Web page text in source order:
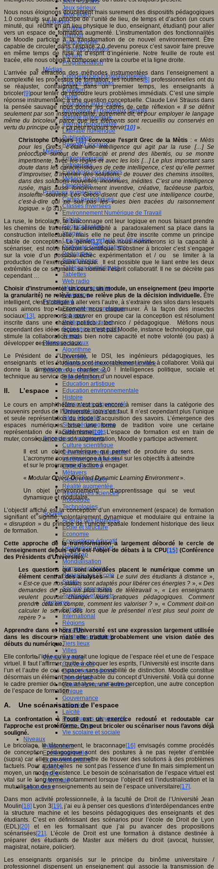
Jeux sérieux
Jeux vidéo
Langages
Ecriture
Humour
Langue orale
Langues vivantes
Lecture
Programmation
Médias
Compétences informationnelles
Culture des médias
Curation
Droits
Education aux médias
Information et nouveaux médias
Identité numérique
Internet responsable
Littératie numérique
Publication
Réseaux sociaux
Métiers
Entrepreneuriat
Entreprises
Evolutions des métiers
Métiers du numérique
Orientation
Pratiques numériques
Cartes heuristiques
Classes inversées
Environnement Numérique de Travail
Fablab
Géolocalisation
Images
Les mondes virtuels en éducation
Pratiques collaboratives
Podcasting
Smartphones
Tableaux numériques
Tablettes
Web radio
Webdocumentaire
eTwinning
Prospective
Ecosystème numérique
Espaces
Politique éducative
Scénarios prospectifs
Temps
Réseaux sociaux
Algorithme
Données
Réseaux sociaux et champ scolaire
Sélection de ressources
Bibliographies
Education artistique
Education environnementale
Histoire
Ressources citoyenneté
Ressources sciences
Sites éducatifs
Sites pédagogiques
Sites ressources
Sciences et techniques
Culture scientifique
Développement durable
Intelligence artificielle
Logiciels libres
Métavers
Outils et logiciels
Réalité augmentée
Ressources sciences
Robotique
Technologies
Société
Acteurs des territoires
Ecole et structure
Economie
Ecosystème éducatif
Génération internet
Handicap
Mondialisation
Normes scolaires
Regards sur l’Ecole
Santé
Société connectée
Territoires et projets
Territoires
Europe
International
Régions
Ruralité
Territoires et projets
Tiers lieux
Villes
Vivre ensemble
Citoyenneté
Culture européenne
Démocratie
Egalité Hommes/Femmes
Ethique
Gouvernance
Inclusion
Laïcité
Ressources citoyenneté
Tiers - lieux
Vie scolaire et sociale
Niveaux
Périscolaire
Ecole maternelle
Ecole élémentaire
Collège
Lycée
Université
Les auteurs
Nous nous éloignons doucement mais surement des dispositifs pédagogiques
1.0 construits sur le principe de l’unité de lieu, de temps et d’action (un cours
minuté, qui réunit en un lieu physique le duo, enseignant, étudiant) pour aller
vers un espace de formation augmenté. L’instrumentation des fonctionnalités
de Moodle participe à la transformation de ce nouvel environnement. Être
capable de circuler dans l’espace 2.0 devenu poreux c’est savoir faire preuve
en même temps de ruse et d’esprit d’ingénierie. Notre feuille de route est
tracée, elle nous oblige à composer entre la courbe et la ligne droite.
L’arrivée par effraction des méthodes instrumentées dans l’enseignement a
complexifié les processus de formation, les routines[8] professionnelles ont du
se réajuster, contraignant, dans un premier temps, les enseignants à
bricoler[9]pour tenter de résoudre leurs problèmes immédiats. C’est une simple
réponse instrumentale, à une question conceptuelle. Claude Levi Strauss dans
la pensée sauvage nous donne les cadres de cette réflexion « Il se définit
seulement par son instrumentalité, autrement dit, et pour employer le langage
même du bricoleur, parce que les éléments sont recueillis ou conservés en
vertu du principe que « ça peut toujours servir[10]».
Christophe Dejours[11]convoque l’esprit Grec de la Mètis : «Mètis
pour les Grecs, c’était une intelligence qui agit par la ruse […] Se
préoccupe surtout de l’efficacité et prend des libertés, ou se montre
impertinente, avec les règles et avec les lois […] Le plus important sans
doute dans les caractéristiques de cette intelligence, c’est qu’elle permet
d’improviser, d’inventer des solutions, de trouver des chemins insolites,
dans des solutions nouvelles, inconnues, inédites. C’est une intelligence
rusée, mais aussi foncièrement inventive, créative, facétieuse parfois,
insolente souvent. Les Grecs disent que c’est une intelligence courbe,
c’est-à-dire qui ne suit pas les voies bien tracées du raisonnement
logique. » (p 31).
La ruse, le bricolage, le braconnage ont leur logique en nous faisant prendre
les chemins de traverse, la sérendipité a paradoxalement sa place dans la
construction intellectuelle, mais elle ne peut être inscrite comme un principe
stable de conception. Le génie[12], que nous nommerons ici la capacité à
scénariser, est notre horizon scientifique. S’obstiner à bricoler c’est s’engager
sur la voie d’un possible échec expérimentation et / ou se limiter à la
production de l’exemplaire unique. Il est possible que le liant entre les deux
extrémités de ce segment se nomme l’esprit collaboratif. Il ne se décrète pas
cependant …
Choisir d’instrumenter un cours, un module, un enseignement (peu importe
la granularité) ne relève pas, ne relève plus de la décision individuelle. Être
intelligent, c’est s’obliger à aller vers l’autre, à s’extraire des silos dans lesquels
nous aimons trop facilement nous claquemurer. À la façon des insectes
sociaux[13], apprenons à œuvrer en groupe car la conception est résolument
inscrite dans une chaine politico / technico / pédagogique. Méfions nous
cependant des idées reçues ; ce n’est pas Moodle, instance technologique, qui
stimule la collaboration mais bien notre capacité et notre volonté (ou pas) à
développer ces liens sociaux.
Le Président de l’Université, le DSI, les ingénieurs pédagogiques, les
enseignants et les étudiants sont inexorablement invités à collaborer. Voilà qui
donne la dimension du chantier 2.0 ! Intelligences politique, sociale et
technique au service de la définition d’un nouvel espace.
II. L’espace
Le cours en amphithéâtre n’est pas encore à remiser dans la catégorie des
souvenirs perdus de l’Université, loin s’en faut. Il n’est cependant plus l’unique
et seule représentation du mode d’acquisition des savoirs. L’émergence des
espaces numériques brise une forme de tradition voire une certaine
représentation de l’académisme[14]. L’espace de formation est en train de
muter, conséquence de son augmentation, Moodle y participe activement.
Il est un objet numérique qui permet de produire du sens.
L’acronyme nous renseigne à lui seul sur les objectifs à atteindre
et sur le programme d’action à engager.
« ModularObject-OrientedDynamic Learning Environment».
Un objet (environnement) d’apprentissage qui se veut
dynamique et modulaire.
L’objectif affiché est la conception d’un environnement (espace) de formation
signifiant et signifié, volontairement dynamique et modulaire qui entraine la
«disruption » du principe de l’unicité spatiale fondement historique des lieux
de formation.
Cette approche de la transformation a largement débordé le cercle de
l’enseignement depuis qu’il est l’objet de débats à la CPU [15] (Conférence
des Présidents d’Université).
Les questions qui sont abordées placent le numérique comme un
élément central des analyses– « Le suivi des étudiants à distance »,
«Est-ce que nos statuts sont adaptés pour libérer ces énergies ? », «Des
demandes de plus en plus fortes de télétravail»,« Les enseignants
veulent pouvoir changer leurs pratiques pédagogiques. Comment
prendre cela en compte, comment les valoriser ?», «Comment doit-on
calculer le service, dès lors que le présentiel n’est plus seul point de
repère ? »
Apprendre dans et hors l’Université est une expression largement utilisée
dans les discours mais elle traduit probablement une vision datée des
débuts du numérique.
Elle conforte l’idée qu’il y aurait une logique de l’espace réel et une de l’espace
virtuel. Il faut l’affirmer, quitte à choquer les esprits, l’Université est inscrite dans
l’un et l’autre de ces espaces sans possibilité de distinction. Moodle constitue
désormais un élément non détachable du concept d’Université. Voilà qui donne
le cadre premier de notre analyse, une autre perception, une autre conception
de l’espace de formation
A. Une scénarisation de l’espace
La confrontation à l’outil est un exercice redouté et redoutable car
l’approche est protéiforme. On peut bricoler ou scénariser nous l’avons déjà
souligné.
Le bricolage, le tâtonnement, le braconnage [16] envisagés comme procédés
de conception pédagogique sont des postures à ne pas rejeter d’emblée
(supra) car elles peuvent permettre de trouver des solutions à des problèmes
factuels. Pour autant elles ne sont pas l’essence d’une fin mais simplement un
moyen, un mode d’existence. Le besoin de scénarisation de l’espace virtuel est
vital sur le long terme, notamment lorsque l’objectif est l’industrialisation et la
mutualisation des enseignements au sein de l’espace universitaire [17].
Dans mon activité professionnelle, à la faculté de Droit de l’Université Jean
Moulin [18] Lyon 3 [19], j’ai eu à penser ces questions d’interdépendances entre
la structure machine et les besoins pédagogiques des enseignants et des
étudiants. C’est en définissant des scénarios pour l’école de Droit de Lyon
(EDL)[20] et en les formalisant que j’ai pu avancer des propositions
scénarisées[21]. L’école de Droit est une formation à distance destinée à
préparer des étudiants de Master aux métiers du droit (avocat, huissier,
magistrat, notaire, policier).
Les enseignants organisés sur le principe du binôme universitaire /
professionnel dispensent un enseignement qui associe la transmission de